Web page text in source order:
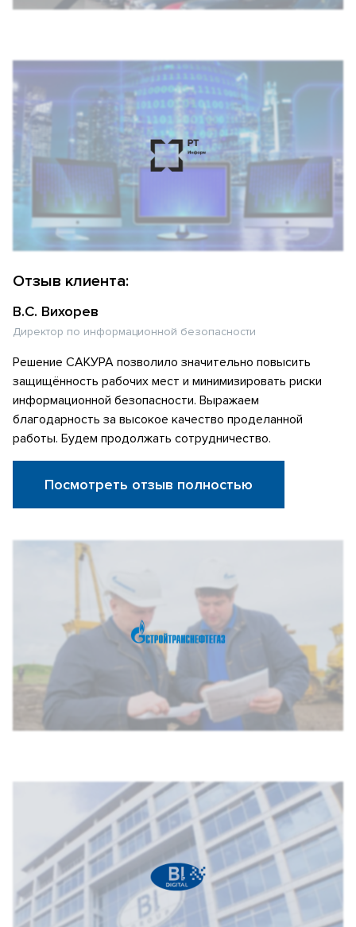
Отзыв клиента:
В.С. Вихорев
Директор по информационной безопасности
Решение САКУРА позволило значительно повысить
защищённость рабочих мест и минимизировать риски
информационной безопасности. Выражаем
благодарность за высокое качество проделанной
работы. Будем продолжать сотрудничество.
Посмотреть отзыв полностью